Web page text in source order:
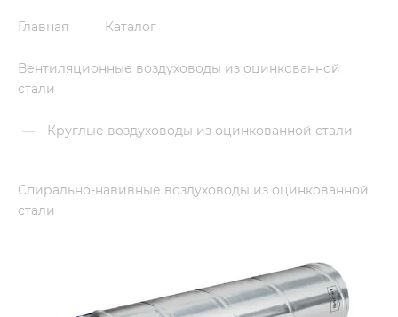
Главная — Каталог —
Вентиляционные воздуховоды из оцинкованной
стали
—
Круглые воздуховоды из оцинкованной стали
—
Спирально-навивные воздуховоды из оцинкованной
стали